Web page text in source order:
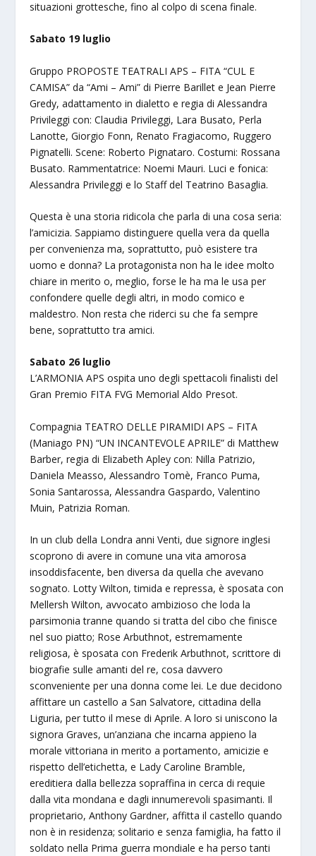
situazioni grottesche, fino al colpo di scena finale.
Sabato 19 luglio
Gruppo PROPOSTE TEATRALI APS – FITA “CUL E
CAMISA” da “Ami – Ami” di Pierre Barillet e Jean Pierre
Gredy, adattamento in dialetto e regia di Alessandra
Privileggi con: Claudia Privileggi, Lara Busato, Perla
Lanotte, Giorgio Fonn, Renato Fragiacomo, Ruggero
Pignatelli. Scene: Roberto Pignataro. Costumi: Rossana
Busato. Rammentatrice: Noemi Mauri. Luci e fonica:
Alessandra Privileggi e lo Staff del Teatrino Basaglia.
Questa è una storia ridicola che parla di una cosa seria:
l’amicizia. Sappiamo distinguere quella vera da quella
per convenienza ma, soprattutto, può esistere tra
uomo e donna? La protagonista non ha le idee molto
chiare in merito o, meglio, forse le ha ma le usa per
confondere quelle degli altri, in modo comico e
maldestro. Non resta che riderci su che fa sempre
bene, soprattutto tra amici.
Sabato 26 luglio
L’ARMONIA APS ospita uno degli spettacoli finalisti del
Gran Premio FITA FVG Memorial Aldo Presot.
Compagnia TEATRO DELLE PIRAMIDI APS – FITA
(Maniago PN) “UN INCANTEVOLE APRILE” di Matthew
Barber, regia di Elizabeth Apley con: Nilla Patrizio,
Daniela Measso, Alessandro Tomè, Franco Puma,
Sonia Santarossa, Alessandra Gaspardo, Valentino
Muin, Patrizia Roman.
In un club della Londra anni Venti, due signore inglesi
scoprono di avere in comune una vita amorosa
insoddisfacente, ben diversa da quella che avevano
sognato. Lotty Wilton, timida e repressa, è sposata con
Mellersh Wilton, avvocato ambizioso che loda la
parsimonia tranne quando si tratta del cibo che finisce
nel suo piatto; Rose Arbuthnot, estremamente
religiosa, è sposata con Frederik Arbuthnot, scrittore di
biografie sulle amanti del re, cosa davvero
sconveniente per una donna come lei. Le due decidono
affittare un castello a San Salvatore, cittadina della
Liguria, per tutto il mese di Aprile. A loro si uniscono la
signora Graves, un’anziana che incarna appieno la
morale vittoriana in merito a portamento, amicizie e
rispetto dell’etichetta, e Lady Caroline Bramble,
ereditiera dalla bellezza sopraffina in cerca di requie
dalla vita mondana e dagli innumerevoli spasimanti. Il
proprietario, Anthony Gardner, affitta il castello quando
non è in residenza; solitario e senza famiglia, ha fatto il
soldato nella Prima guerra mondiale e ha perso tanti